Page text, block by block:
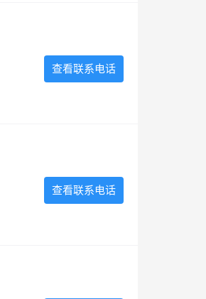
查看联系电话
查看联系电话